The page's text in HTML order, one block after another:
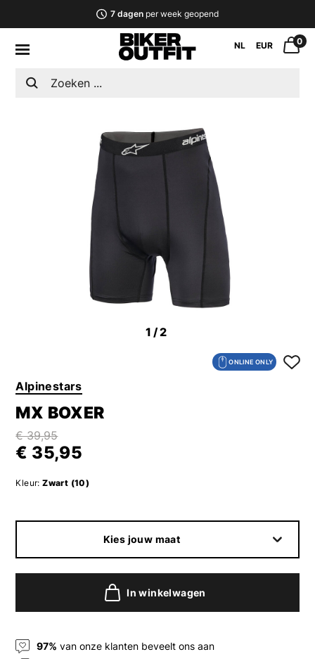
7 dagenper week geopend
NL EUR 0
1/2
ONLINE ONLY
Alpinestars
MX BOXER
€ 39,95
€ 35,95
Kleur: Zwart (10)
Kies jouw maat
In winkelwagen
97% van onze klanten beveelt ons aan